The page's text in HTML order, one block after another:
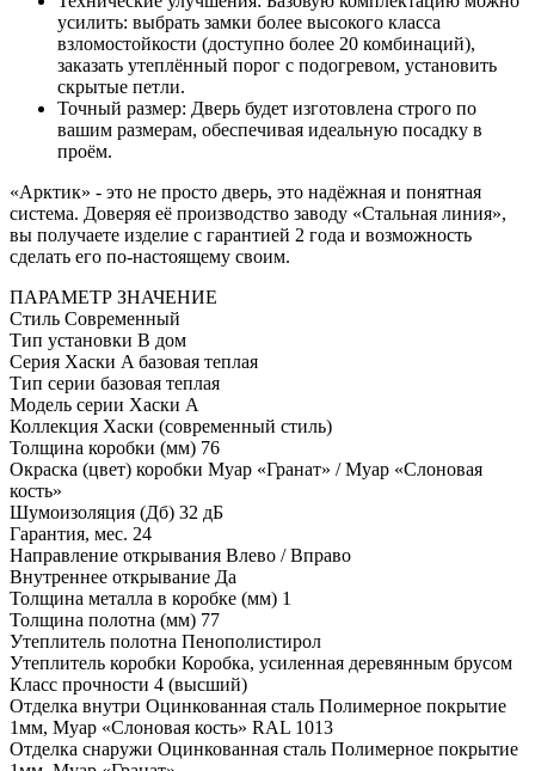
усилить: выбрать замки более высокого класса
взломостойкости (доступно более 20 комбинаций),
заказать утеплённый порог с подогревом, установить
скрытые петли.
Точный размер: Дверь будет изготовлена строго по
вашим размерам, обеспечивая идеальную посадку в
проём.
«Арктик» - это не просто дверь, это надёжная и понятная
система. Доверяя её производство заводу «Стальная линия»,
вы получаете изделие с гарантией 2 года и возможность
сделать его по-настоящему своим.
ПАРАМЕТР ЗНАЧЕНИЕ
Стиль Современный
Тип установки В дом
Серия Хаски A базовая теплая
Тип серии базовая теплая
Модель серии Хаски A
Коллекция Хаски (современный стиль)
Толщина коробки (мм) 76
Окраска (цвет) коробки Муар «Гранат» / Муар «Слоновая
кость»
Шумоизоляция (Дб) 32 дБ
Гарантия, мес. 24
Направление открывания Влево / Вправо
Внутреннее открывание Да
Толщина металла в коробке (мм) 1
Толщина полотна (мм) 77
Утеплитель полотна Пенополистирол
Утеплитель коробки Коробка, усиленная деревянным брусом
Класс прочности 4 (высший)
Отделка внутри Оцинкованная сталь Полимерное покрытие
1мм, Муар «Слоновая кость» RAL 1013
Отделка снаружи Оцинкованная сталь Полимерное покрытие